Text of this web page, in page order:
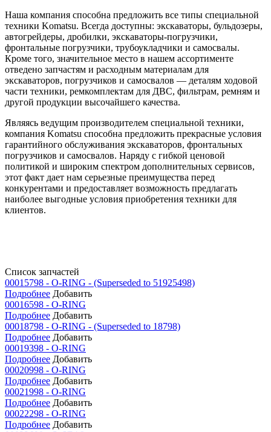
Наша компания способна предложить все типы специальной
техники Komatsu. Всегда доступны: экскаваторы, бульдозеры,
автогрейдеры, дробилки, экскаваторы-погрузчики,
фронтальные погрузчики, трубоукладчики и самосвалы.
Кроме того, значительное место в нашем ассортименте
отведено запчастям и расходным материалам для
экскаваторов, погрузчиков и самосвалов — деталям ходовой
части техники, ремкомплектам для ДВС, фильтрам, ремням и
другой продукции высочайшего качества.
Являясь ведущим производителем специальной техники,
компания Komatsu способна предложить прекрасные условия
гарантийного обслуживания экскаваторов, фронтальных
погрузчиков и самосвалов. Наряду с гибкой ценовой
политикой и широким спектром дополнительных сервисов,
этот факт дает нам серьезные преимущества перед
конкурентами и предоставляет возможность предлагать
наиболее выгодные условия приобретения техники для
клиентов.
Список запчастей
00015798 - O-RING - (Superseded to 51925498)
Подробнее Добавить
00016598 - O-RING
Подробнее Добавить
00018798 - O-RING - (Superseded to 18798)
Подробнее Добавить
00019398 - O-RING
Подробнее Добавить
00020998 - O-RING
Подробнее Добавить
00021998 - O-RING
Подробнее Добавить
00022298 - O-RING
Подробнее Добавить